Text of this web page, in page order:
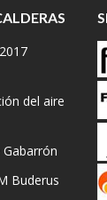
del aire
Buderus